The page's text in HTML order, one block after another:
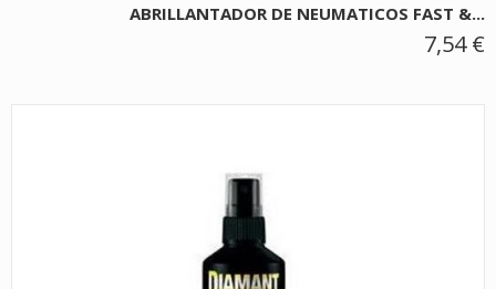
ABRILLANTADOR DE NEUMATICOS FAST &...
7,54 €